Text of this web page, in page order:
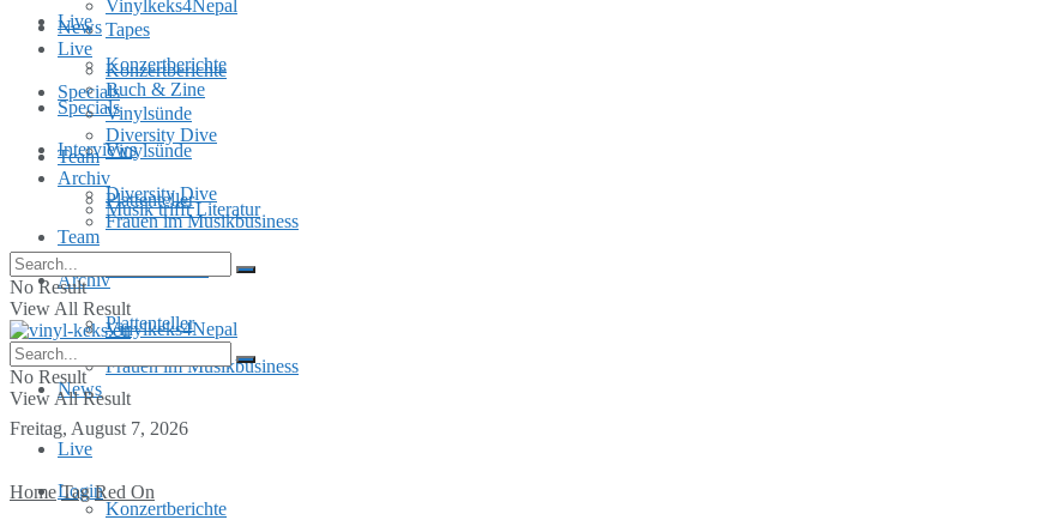
Live
Konzertberichte
Specials
Vinylsünde
Diversity Dive
Team
Archiv
Plattenteller
Frauen im Musikbusiness
Freitag, August 7, 2026
Login
Tapes
Buch & Zine
Interviews
Musik trifft Literatur
Vinylkeks4Nepal
News
Live
Konzertberichte
Vinylkeks4Nepal
News
Live
Konzertberichte
Specials
Vinylsünde
Diversity Dive
Team
Archiv
Plattenteller
Frauen im Musikbusiness
No Result
View All Result
No Result
View All Result
Home Tag Red On